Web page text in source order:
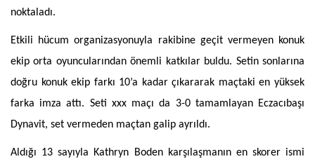
noktaladı.
Etkili hücum organizasyonuyla rakibine geçit vermeyen konuk
ekip orta oyuncularından önemli katkılar buldu. Setin sonlarına
doğru konuk ekip farkı 10’a kadar çıkararak maçtaki en yüksek
farka imza attı. Seti xxx maçı da 3-0 tamamlayan Eczacıbaşı
Dynavit, set vermeden maçtan galip ayrıldı.
Aldığı 13 sayıyla Kathryn Boden karşılaşmanın en skorer ismi